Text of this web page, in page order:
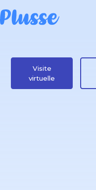
Visite
virtuelle